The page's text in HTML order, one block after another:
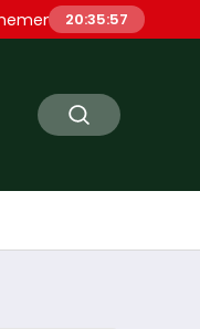
Denince Öne Çıkan
20:35:58